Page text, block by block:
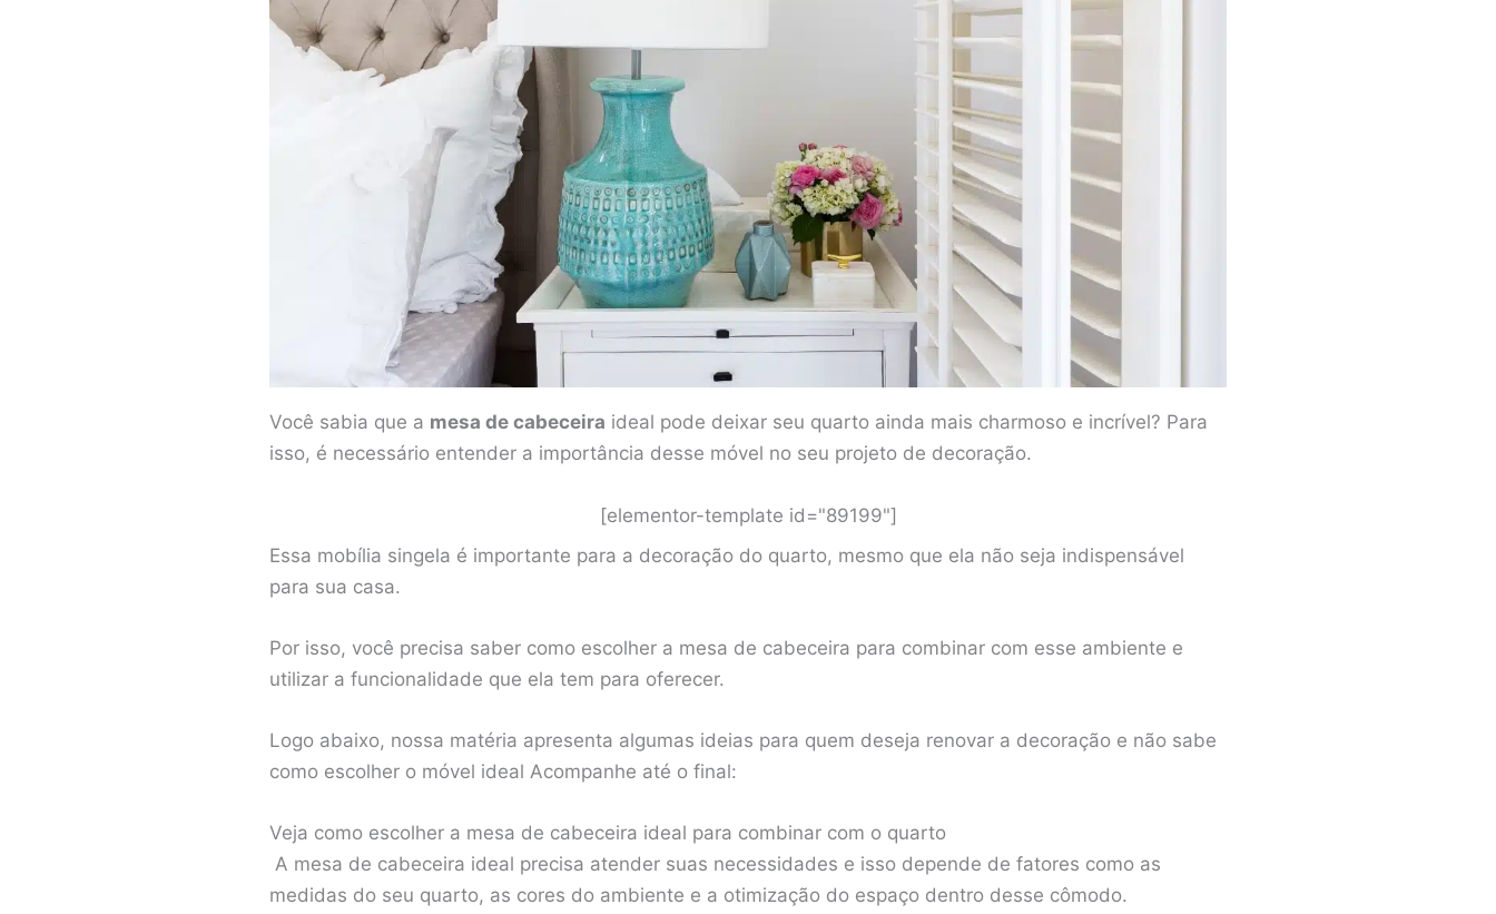
Você sabia que a mesa de cabeceira ideal pode deixar seu quarto ainda mais charmoso e incrível? Para
isso, é necessário entender a importância desse móvel no seu projeto de decoração.
[elementor-template id="89199"]
Essa mobília singela é importante para a decoração do quarto, mesmo que ela não seja indispensável
para sua casa.
Por isso, você precisa saber como escolher a mesa de cabeceira para combinar com esse ambiente e
utilizar a funcionalidade que ela tem para oferecer.
Logo abaixo, nossa matéria apresenta algumas ideias para quem deseja renovar a decoração e não sabe
como escolher o móvel ideal Acompanhe até o final:
Veja como escolher a mesa de cabeceira ideal para combinar com o quarto
A mesa de cabeceira ideal precisa atender suas necessidades e isso depende de fatores como as
medidas do seu quarto, as cores do ambiente e a otimização do espaço dentro desse cômodo.